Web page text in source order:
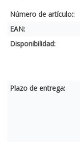
Número de artículo::
EAN:
Disponibilidad:
Plazo de entrega: